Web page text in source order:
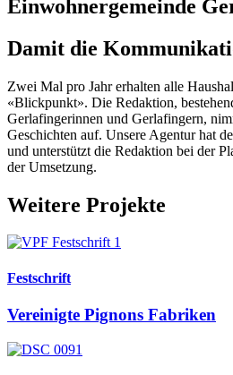
Einwohnergemeinde
Damit die
Zwei Mal pro Jahr erhalten alle
«Blickpunkt». Die Redaktion,
Gerlafingerinnen und Gerlafingern,
Geschichten auf. Unsere Agentur hat
und unterstützt die Redaktion bei der
der Umsetzung.
Weitere Projekte
Festschrift
Vereinigte Pignons Fabriken